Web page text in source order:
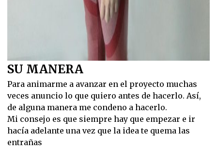
SU MANERA
Para animarme a avanzar en el proyecto muchas
veces anuncio lo que quiero antes de hacerlo. Así,
de alguna manera me condeno a hacerlo.
Mi consejo es que siempre hay que empezar e ir
hacía adelante una vez que la idea te quema las
entrañas